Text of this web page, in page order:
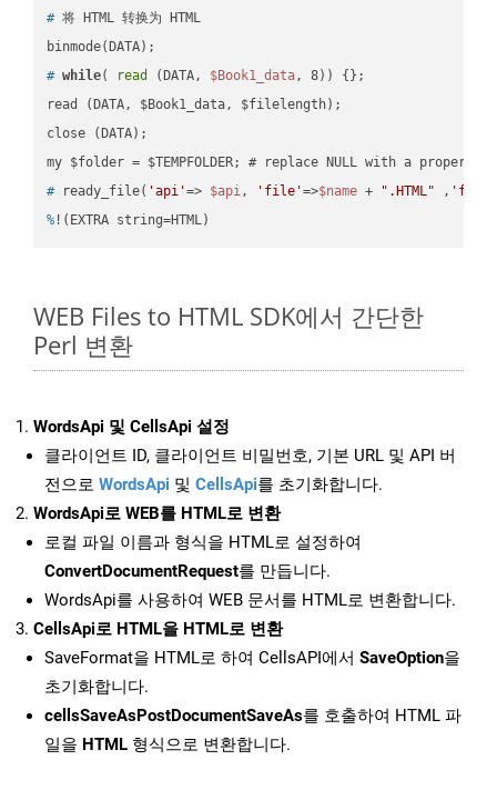
# 将 HTML 转换为 HTML
# while( read (DATA, $Book1_data, 8)) {};
read (DATA, $Book1_data, $filelength);
close (DATA);
# ready_file( 'api'=> $api, 'file'=>$name + ".HTML" ,
% !(EXTRA string=HTML)
WEB Files to HTML SDK에서 간단한
Perl 변환
WordsApi 및 CellsApi 설정
클라이언트 ID, 클라이언트 비밀번호, 기본 URL 및 API 버
전으로 WordsApi 및 CellsApi를 초기화합니다.
WordsApi로 WEB를 HTML로 변환
로컬 파일 이름과 형식을 HTML로 설정하여
ConvertDocumentRequest를 만듭니다.
WordsApi를 사용하여 WEB 문서를 HTML로 변환합니다.
CellsApi로 HTML을 HTML로 변환
SaveFormat을 HTML로 하여 CellsAPI에서 SaveOption을
초기화합니다.
cellsSaveAsPostDocumentSaveAs를 호출하여 HTML 파
일을 HTML 형식으로 변환합니다.